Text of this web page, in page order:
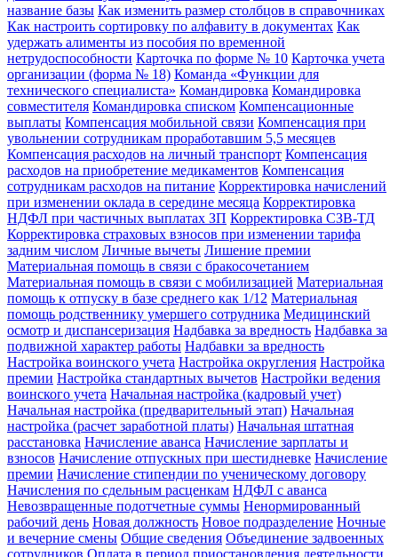
название базы Как изменить размер столбцов в справочниках
Как настроить сортировку по алфавиту в документах Как
удержать алименты из пособия по временной
нетрудоспособности Карточка по форме № 10 Карточка учета
организации (форма № 18) Команда «Функции для
технического специалиста» Командировка Командировка
совместителя Командировка списком Компенсационные
выплаты Компенсация мобильной связи Компенсация при
увольнении сотрудникам проработавшим 5,5 месяцев
Компенсация расходов на личный транспорт Компенсация
расходов на приобретение медикаментов Компенсация
сотрудникам расходов на питание Корректировка начислений
при изменении оклада в середине месяца Корректировка
НДФЛ при частичных выплатах ЗП Корректировка СЗВ-ТД
Корректировка страховых взносов при изменении тарифа
задним числом Личные вычеты Лишение премии
Материальная помощь в связи с бракосочетанием
Материальная помощь в связи с мобилизацией Материальная
помощь к отпуску в базе среднего как 1/12 Материальная
помощь родственнику умершего сотрудника Медицинский
осмотр и диспансеризация Надбавка за вредность Надбавка за
подвижной характер работы Надбавки за вредность
Настройка воинского учета Настройка округления Настройка
премии Настройка стандартных вычетов Настройки ведения
воинского учета Начальная настройка (кадровый учет)
Начальная настройка (предварительный этап) Начальная
настройка (расчет заработной платы) Начальная штатная
расстановка Начисление аванса Начисление зарплаты и
взносов Начисление отпускных при шестидневке Начисление
премии Начисление стипендии по ученическому договору
Начисления по сдельным расценкам НДФЛ с аванса
Невозвращенные подотчетные суммы Ненормированный
рабочий день Новая должность Новое подразделение Ночные
и вечерние смены Общие сведения Объединение задвоенных
сотрудников Оплата в период приостановления деятельности